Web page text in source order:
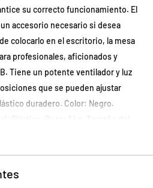
su correcto funcionamiento. El
accesorio necesario si desea
colocarlo en el escritorio, la mesa
profesionales, aficionados y
Tiene un potente ventilador y luz
que se pueden ajustar
duradero. Color: Negro.
Plástico. Peso: 1 kg. Tamaño del
Tamaño del ventilador: 14mm. x
20 cm. Longitud del cable